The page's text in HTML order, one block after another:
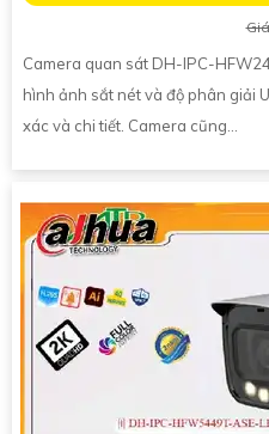
Camera quan sát DH-IPC-
hình ảnh sắt nét và độ phân giải
xác và chi tiết. Camera cũng...